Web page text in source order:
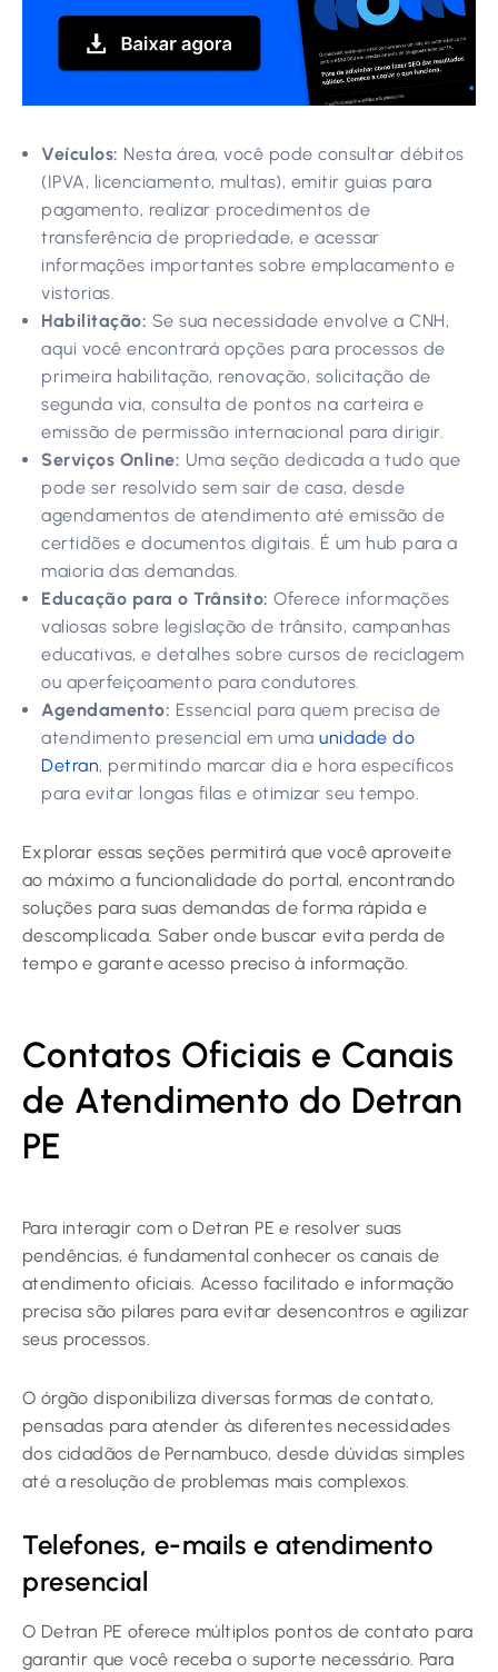
Veículos: Nesta área, você pode consultar débitos
(IPVA, licenciamento, multas), emitir guias para
pagamento, realizar procedimentos de
transferência de propriedade, e acessar
informações importantes sobre emplacamento e
vistorias.
Habilitação: Se sua necessidade envolve a CNH,
aqui você encontrará opções para processos de
primeira habilitação, renovação, solicitação de
segunda via, consulta de pontos na carteira e
emissão de permissão internacional para dirigir.
Serviços Online: Uma seção dedicada a tudo que
pode ser resolvido sem sair de casa, desde
agendamentos de atendimento até emissão de
certidões e documentos digitais. É um hub para a
maioria das demandas.
Educação para o Trânsito: Oferece informações
valiosas sobre legislação de trânsito, campanhas
educativas, e detalhes sobre cursos de reciclagem
ou aperfeiçoamento para condutores.
Agendamento: Essencial para quem precisa de
atendimento presencial em uma unidade do
Detran, permitindo marcar dia e hora específicos
para evitar longas filas e otimizar seu tempo.
Explorar essas seções permitirá que você aproveite
ao máximo a funcionalidade do portal, encontrando
soluções para suas demandas de forma rápida e
descomplicada. Saber onde buscar evita perda de
tempo e garante acesso preciso à informação.
Contatos Oficiais e Canais
de Atendimento do Detran
PE
Para interagir com o Detran PE e resolver suas
pendências, é fundamental conhecer os canais de
atendimento oficiais. Acesso facilitado e informação
precisa são pilares para evitar desencontros e agilizar
seus processos.
O órgão disponibiliza diversas formas de contato,
pensadas para atender às diferentes necessidades
dos cidadãos de Pernambuco, desde dúvidas simples
até a resolução de problemas mais complexos.
Telefones, e-mails e atendimento
presencial
O Detran PE oferece múltiplos pontos de contato para
garantir que você receba o suporte necessário. Para